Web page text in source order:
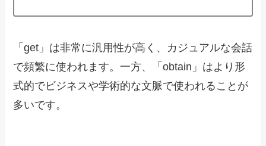
「get」は非常に汎用性が高く、カジュアルな会話
で頻繁に使われます。一方、「obtain」はより形
式的でビジネスや学術的な文脈で使われることが
多いです。